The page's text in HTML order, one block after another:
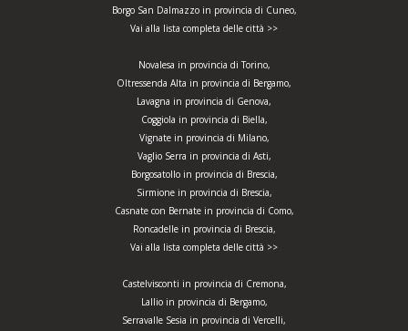
Borgo San Dalmazzo in provincia di Cuneo,
Vai alla lista completa delle città >>
Novalesa in provincia di Torino,
Oltressenda Alta in provincia di Bergamo,
Lavagna in provincia di Genova,
Coggiola in provincia di Biella,
Vignate in provincia di Milano,
Vaglio Serra in provincia di Asti,
Borgosatollo in provincia di Brescia,
Sirmione in provincia di Brescia,
Casnate con Bernate in provincia di Como,
Roncadelle in provincia di Brescia,
Vai alla lista completa delle città >>
Castelvisconti in provincia di Cremona,
Lallio in provincia di Bergamo,
Serravalle Sesia in provincia di Vercelli,